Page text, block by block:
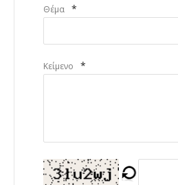
Θέμα *
Κείμενο *